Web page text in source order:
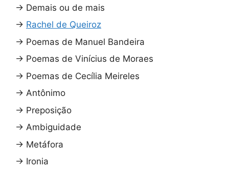
→ Demais ou de mais
→ Rachel de Queiroz
→ Poemas de Manuel Bandeira
→ Poemas de Vinícius de Moraes
→ Poemas de Cecília Meireles
→ Antônimo
→ Preposição
→ Ambiguidade
→ Metáfora
→ Ironia